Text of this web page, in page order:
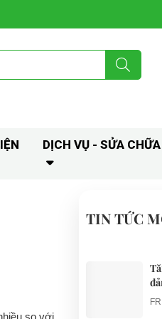
DỊCH VỤ - SỬA CHỮA
so với
TIN TỨC